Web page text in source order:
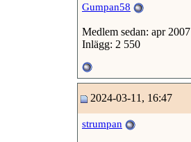
Gumpan58
Medlem sedan: apr 2007
Inlägg: 2 550
2024-03-11, 16:47
strumpan